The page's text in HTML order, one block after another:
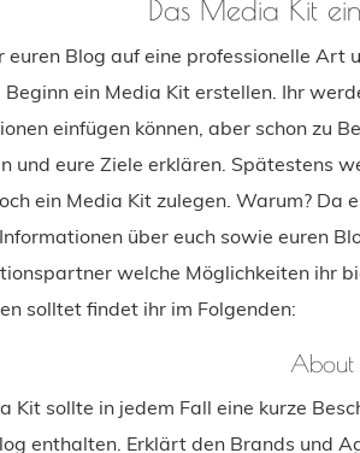
Das Media Kit
euren Blog auf eine professionelle Art
Beginn ein Media Kit erstellen. Ihr
einfügen können, aber schon zu
und eure Ziele erklären. Spätestens
ein Media Kit zulegen. Warum? Da
über euch sowie euren
welche Möglichkeiten ihr
solltet findet ihr im Folgenden:
About
Kit sollte in jedem Fall eine kurze
enthalten. Erklärt den Brands und